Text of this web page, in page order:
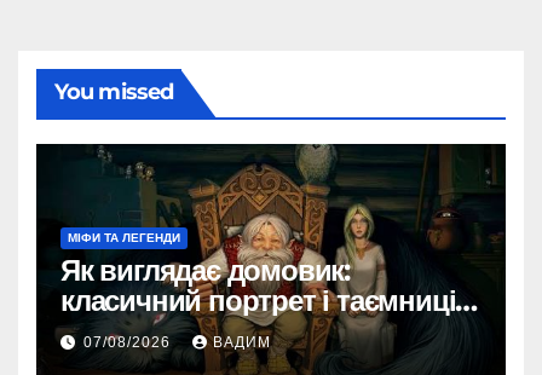
You missed
МІФИ ТА ЛЕГЕНДИ
Як виглядає домовик:
класичний портрет і таємниці
зовнішності
07/08/2026 ВАДИМ